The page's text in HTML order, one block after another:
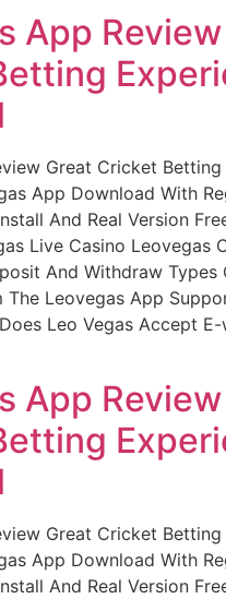
App
Great Cricket
App Download With
And Real Version
Live Casino Leovegas
And Withdraw Types
The Leovegas App
Leo Vegas Accept
App
Great Cricket
App Download With
And Real Version